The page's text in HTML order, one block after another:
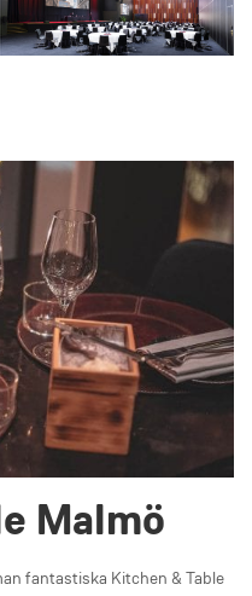
Malmö
fantastiska Kitchen & Table